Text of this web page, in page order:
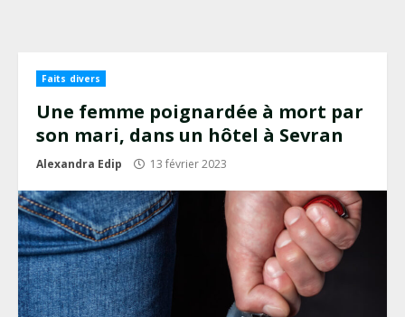
Faits divers
Une femme poignardée à mort par
son mari, dans un hôtel à Sevran
Alexandra Edip 13 février 2023